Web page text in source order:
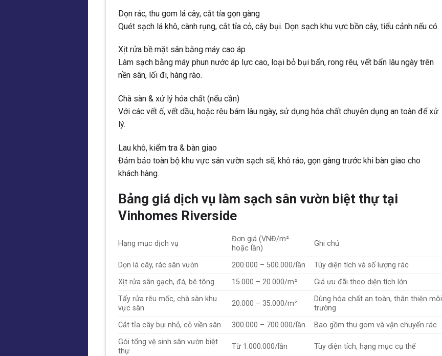
Dọn rác, thu gom lá cây, cắt tỉa gọn gàng
Quét sạch lá khô, cành rụng, cắt tỉa cỏ, cây bụi. Dọn sạch khu vực bồn cây, tiểu cảnh nếu có.
Xịt rửa bề mặt sân bằng máy cao áp
Làm sạch bằng máy phun nước áp lực cao, loại bỏ bụi bẩn, rong rêu, vết bẩn lâu ngày trên
nền sân, lối đi, hàng rào.
Chà sàn & xử lý hóa chất (nếu cần)
Với các vết ố, vết dầu, hoặc rêu bám lâu ngày, sử dụng hóa chất chuyên dụng an toàn để xử
lý.
Lau khô, kiểm tra & bàn giao
Đảm bảo toàn bộ khu vực sân vườn sạch sẽ, khô ráo, gọn gàng trước khi bàn giao cho
khách hàng.
Bảng giá dịch vụ làm sạch sân vườn biệt thự tại
Vinhomes Riverside
Hạng mục dịch vụ
Đơn giá (VNĐ/m²
hoặc lần)
Ghi chú
Dọn lá cây, rác sân vườn 200.000 – 500.000/lần
Tùy diện tích và số lượng rác
Xịt rửa sân gạch, đá, bê tông
15.000 – 20.000/m²
Giá ưu đãi theo diện tích lớn
Tẩy rửa rêu mốc, chà sàn khu
vực sân
20.000 – 35.000/m²
Dùng hóa chất an toàn, thân thiện môi
trường
Cắt tỉa cây bụi nhỏ, cỏ viền sân
300.000 – 700.000/lần
Bao gồm thu gom và vận chuyển rác
Gói tổng vệ sinh sân vườn biệt
thự
Từ 1.000.000/lần Tùy diện tích, hạng mục cụ thể